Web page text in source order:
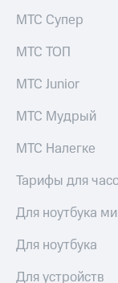
Описание
Контакты
развитие
деловая этика
На главную
МТС Супер
МТС ТОП
МТС Junior
МТС Мудрый
МТС Налегке
Тарифы для
Для ноутбука
Для ноутбука
Для устройств